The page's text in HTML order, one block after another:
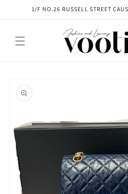
Skip to1/F NO.26 RUSSELL STREET
product
information